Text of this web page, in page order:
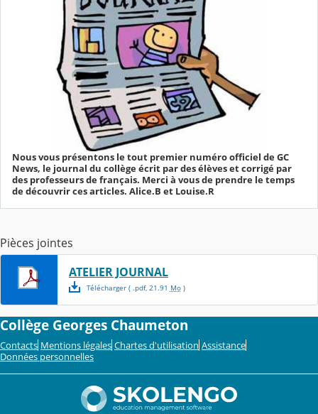
Nous vous présentons le tout premier numéro officiel de GC
News, le journal du collège écrit par des élèves et corrigé par
des professeurs de français. Merci à vous de prendre le temps
de découvrir ces articles. Alice.B et Louise.R
Pièces jointes
ATELIER JOURNAL
Télécharger( .pdf, 21.91 Mo)
Collège Georges Chaumeton
Contacts Mentions légales Chartes d'utilisation Assistance
Données personnelles